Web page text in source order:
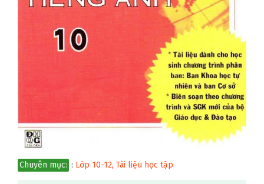
Chuyên mục: : Lớp 10-12, Tài liệu học tập